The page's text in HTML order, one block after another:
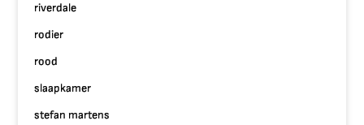
riverdale
rodier
rood
slaapkamer
stefan martens